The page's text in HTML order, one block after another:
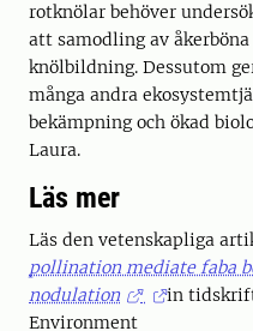
rotknölar behöver
att samodling av
knölbildning. Dessutom
många andra
bekämpning och ökad
Laura.
Läs mer
Läs den vetenskapliga
pollination mediate faba
nodulation
in
Environment